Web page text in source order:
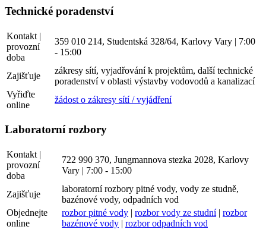
Technické poradenství
Kontakt |
provozní
doba
359 010 214, Studentská 328/64, Karlovy Vary | 7:00
- 15:00
Zajišťuje
zákresy sítí, vyjadřování k projektům, další technické
poradenství v oblasti výstavby vodovodů a kanalizací
Vyřiďte
online
žádost o zákresy sítí / vyjádření
Laboratorní rozbory
Kontakt |
provozní
doba
722 990 370, Jungmannova stezka 2028, Karlovy
Vary | 7:00 - 15:00
Zajišťuje
laboratorní rozbory pitné vody, vody ze studně,
bazénové vody, odpadních vod
Objednejte
online
rozbor pitné vody | rozbor vody ze studní| rozbor
bazénové vody | rozbor odpadních vod